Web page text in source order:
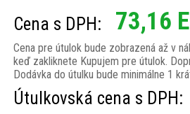
Cena s DPH: 73,16
Cena pre útulok bude zobrazená až v
keď zakliknete Kupujem pre útulok.
Dodávka do útulku bude minimálne 1
Útulkovská cena s DPH: